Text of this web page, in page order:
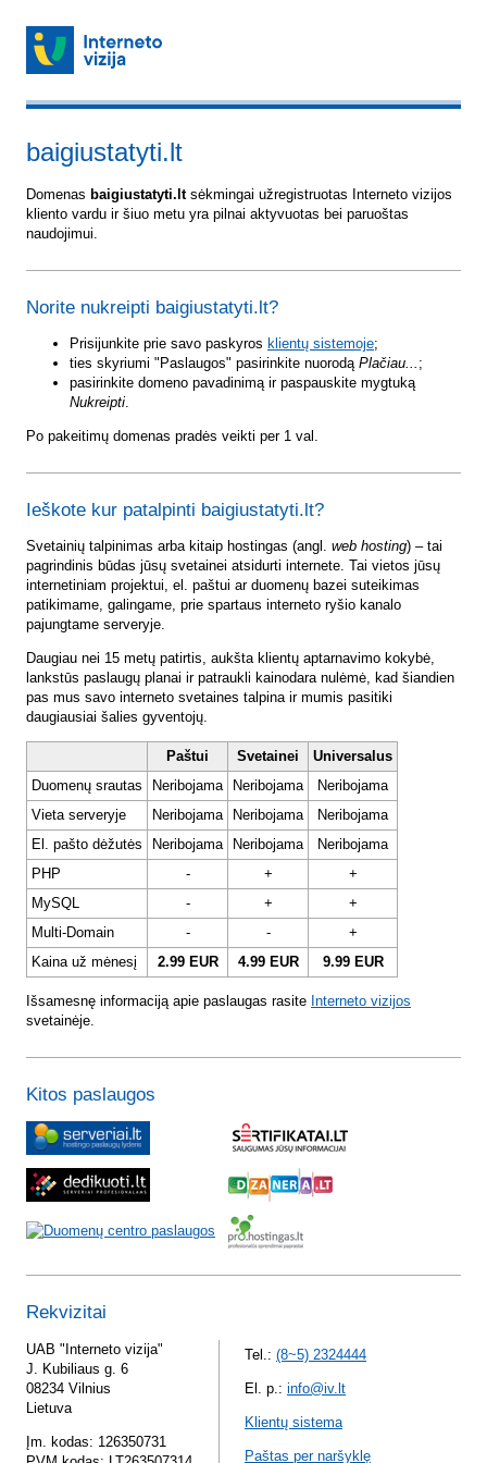
baigiustatyti.lt
Domenas baigiustatyti.ltsėkmingai užregistruotas Interneto vizijos
kliento vardu ir šiuo metu yra pilnai aktyvuotas bei paruoštas
naudojimui.
Norite nukreipti baigiustatyti.lt?
Prisijunkite prie savo paskyros klientų sistemoje;
ties skyriumi "Paslaugos" pasirinkite nuorodą Plačiau... ;
pasirinkite domeno pavadinimą ir paspauskite mygtuką
Nukreipti.
Po pakeitimų domenas pradės veikti per 1 val.
Ieškote kur patalpinti baigiustatyti.lt?
Svetainių talpinimas arba kitaip hostingas (angl. web hosting) – tai
pagrindinis būdas jūsų svetainei atsidurti internete. Tai vietos jūsų
internetiniam projektui, el. paštui ar duomenų bazei suteikimas
patikimame, galingame, prie spartaus interneto ryšio kanalo
pajungtame serveryje.
Daugiau nei 15 metų patirtis, aukšta klientų aptarnavimo kokybė,
lankstūs paslaugų planai ir patraukli kainodara nulėmė, kad šiandien
pas mus savo interneto svetaines talpina ir mumis pasitiki
daugiausiai šalies gyventojų.
Paštui Svetainei
Universalus
Duomenų srautas
Neribojama Neribojama
Neribojama
Vieta serveryje
Neribojama Neribojama
Neribojama
El. pašto dėžutės
Neribojama Neribojama
Neribojama
PHP
- +
+
MySQL
- +
+
Multi-Domain
- -
+
Kaina už mėnesį
2.99 EUR 4.99 EUR 9.99 EUR
Išsamesnę informaciją apie paslaugas rasite Interneto vizijos
svetainėje.
Kitos paslaugos
Rekvizitai
UAB "Interneto vizija"
J. Kubiliaus g. 6
08234 Vilnius
Lietuva
Įm. kodas: 126350731
Tel.: (8~5) 2324444
El. p.: info@iv.lt
Klientų sistema
Paštas per naršyklę